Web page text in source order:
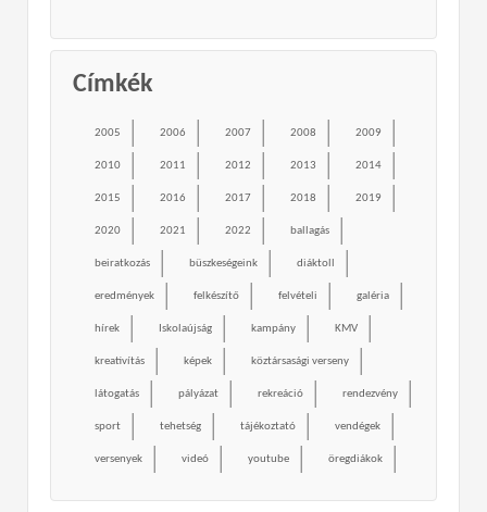
Címkék
2005 2006 2007 2008 2009
2010 2011 2012 2013 2014
2015 2016 2017 2018 2019
2020 2021 2022 ballagás
beiratkozás büszkeségeink diáktoll
eredmények felkészítő felvételi galéria
hírek Iskolaújság kampány KMV
kreativítás képek köztársasági verseny
látogatás pályázat rekreáció rendezvény
sport tehetség tájékoztató vendégek
versenyek videó youtube öregdiákok